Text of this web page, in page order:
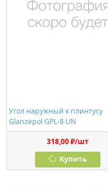
Угол наружный к плинтусу
Glanzepol GPL-8 UN
318,00 ₽/шт
Купить